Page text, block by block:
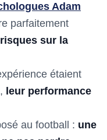
Adam
parfaitement
sur la
étaient
, leur performance
au football : une